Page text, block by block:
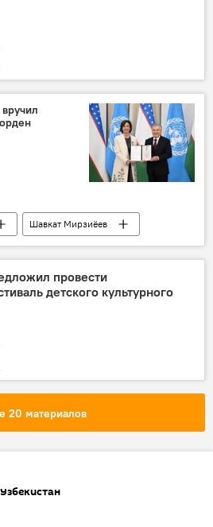
Шавкат Мирзиёев
провести
детского культурного
20 материалов
Узбекистан